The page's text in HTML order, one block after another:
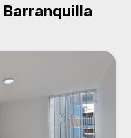
Barranquilla